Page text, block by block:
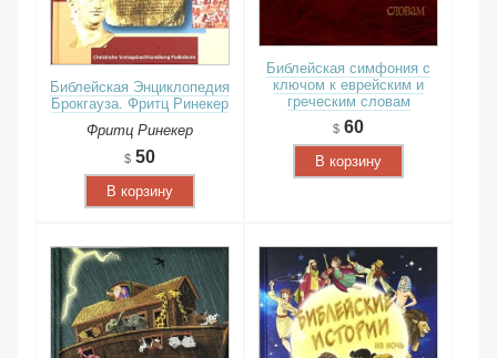
Библейская Энциклопедия
Брокгауза. Фритц Ринекер
Фритц Ринекер
50
В корзину
Библейская симфония с
ключом к еврейским и
греческим словам
60
В корзину